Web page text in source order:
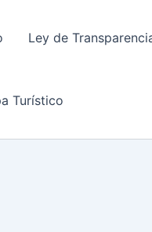
Ley de
Turístico